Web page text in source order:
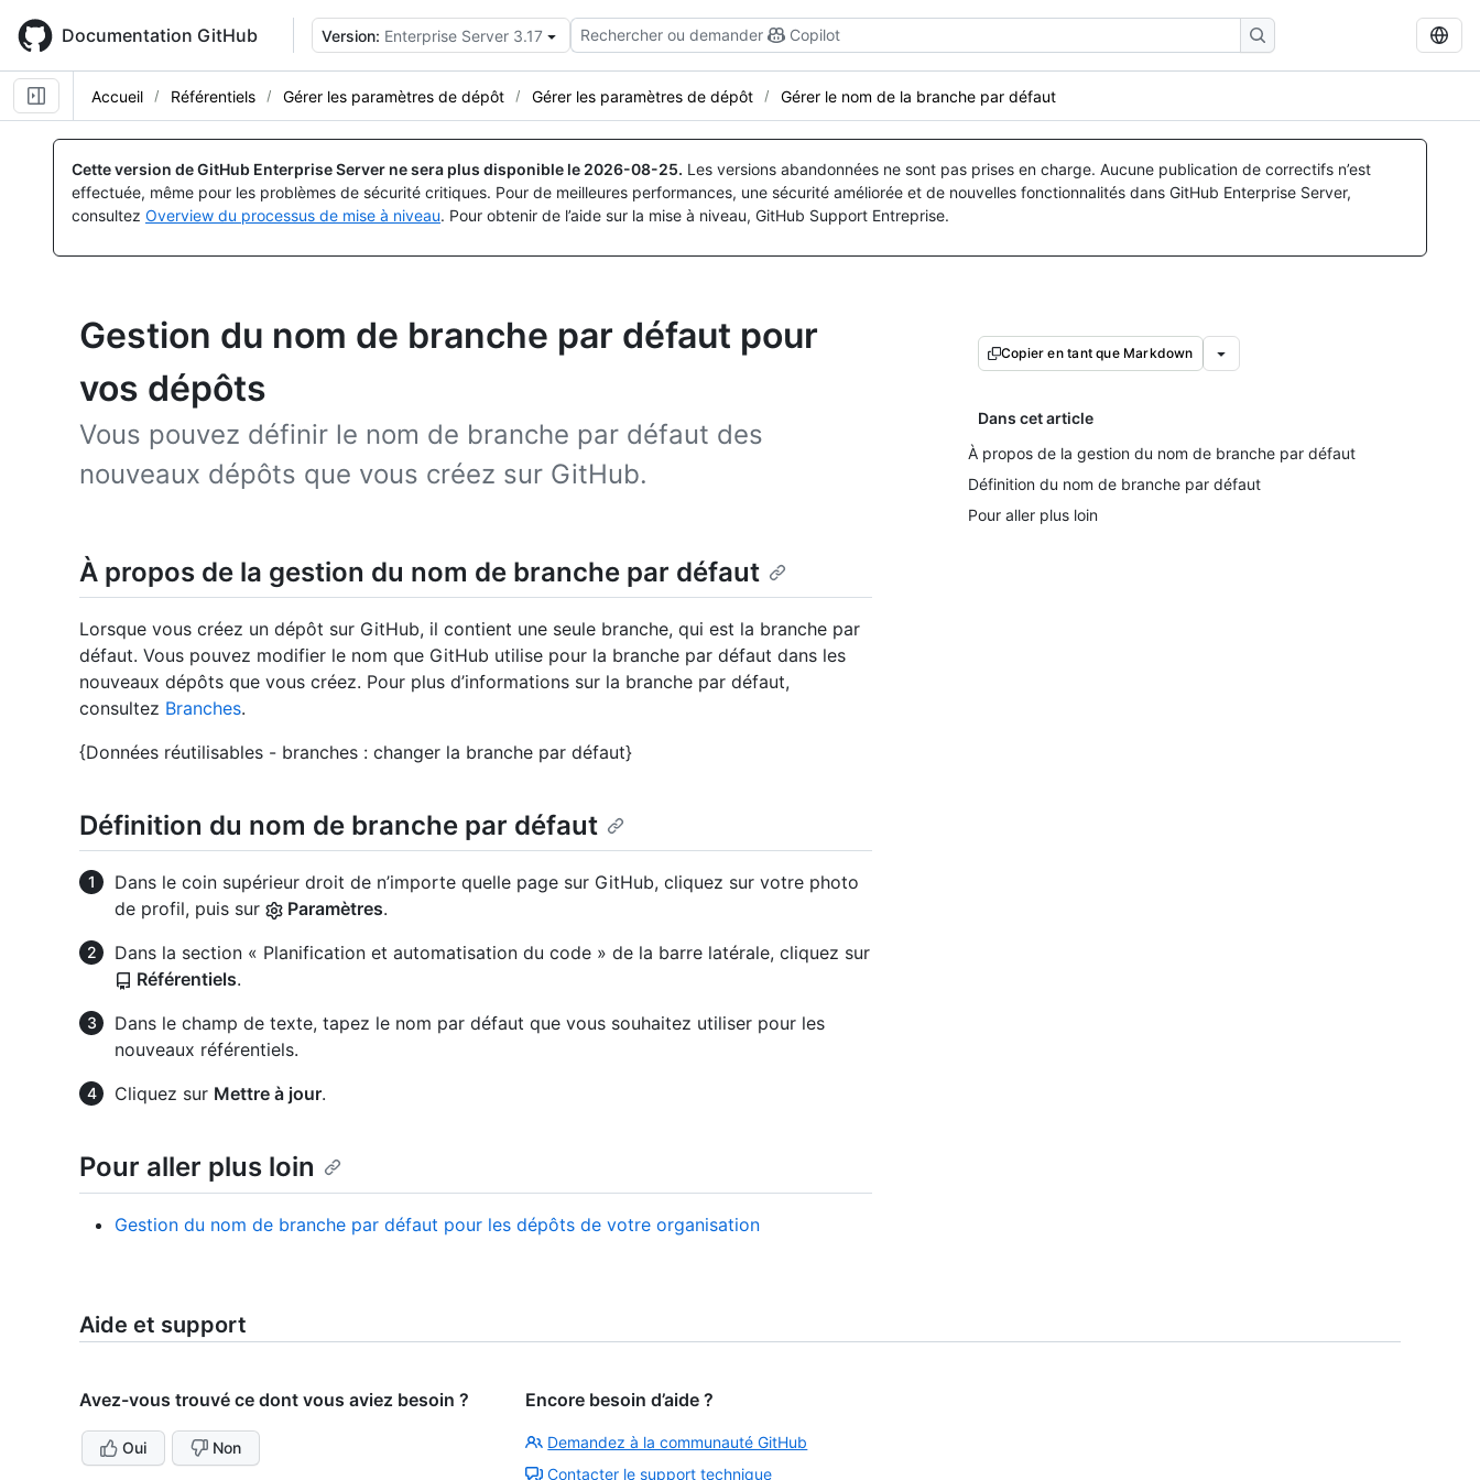
main
content
Documentation GitHub Version: Enterprise Server 3.17 Rechercher ou demander Copilot
Accueil Référentiels Gérer les paramètres de dépôt Gérer les paramètres de dépôt Gérer le nom de la branche par défaut
Cette version de GitHub Enterprise Server ne sera plus disponible le 2026-08-25. Les versions abandonnées ne sont pas prises en charge. Aucune publication de correctifs n’est
effectuée, même pour les problèmes de sécurité critiques. Pour de meilleures performances, une sécurité améliorée et de nouvelles fonctionnalités dans GitHub Enterprise Server,
consultez Overview du processus de mise à niveau. Pour obtenir de l’aide sur la mise à niveau, GitHub Support Entreprise.
Gestion du nom de branche par défaut pour
vos dépôts
Vous pouvez définir le nom de branche par défaut des
nouveaux dépôts que vous créez sur GitHub.
Copier en tant que Markdown
Dans cet article
À propos de la gestion du nom de branche par défaut
Définition du nom de branche par défaut
Pour aller plus loin
À propos de la gestion du nom de branche par défaut
Lorsque vous créez un dépôt sur GitHub, il contient une seule branche, qui est la branche par
défaut. Vous pouvez modifier le nom que GitHub utilise pour la branche par défaut dans les
nouveaux dépôts que vous créez. Pour plus d’informations sur la branche par défaut,
consultez Branches.
{Données réutilisables - branches : changer la branche par défaut}
Définition du nom de branche par défaut
Dans le coin supérieur droit de n’importe quelle page sur GitHub, cliquez sur votre photo
de profil, puis sur
Paramètres.
Dans la section « Planification et automatisation du code » de la barre latérale, cliquez sur
Référentiels.
Dans le champ de texte, tapez le nom par défaut que vous souhaitez utiliser pour les
nouveaux référentiels.
Cliquez sur Mettre à jour.
Pour aller plus loin
Gestion du nom de branche par défaut pour les dépôts de votre organisation
Aide et support
Avez-vous trouvé ce dont vous aviez besoin ?
Oui Non
Encore besoin d’aide ?
Demandez à la communauté GitHub
Contacter le support technique